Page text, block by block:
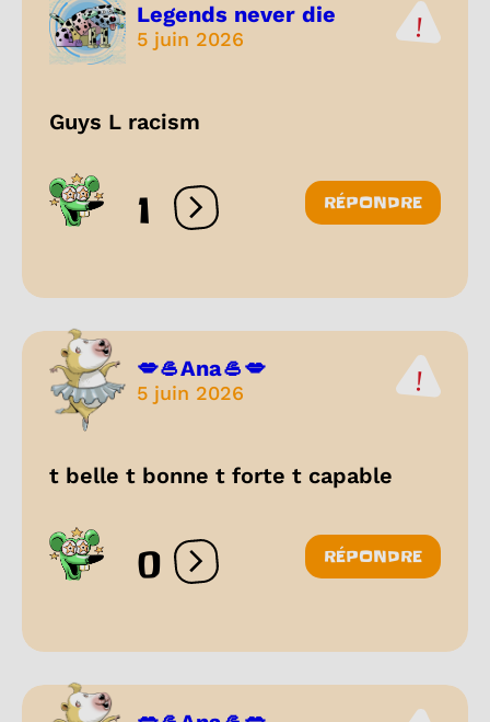
Legends never die
5 juin 2026
Guys L racism
1 Ouvrir les réactions
RÉPONDRE
💋🥌Ana🥌💋
5 juin 2026
t belle t bonne t forte t capable
0 Ouvrir les réactions
RÉPONDRE